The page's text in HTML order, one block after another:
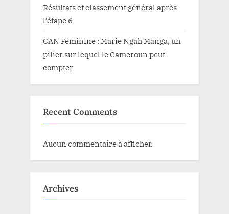
Résultats et classement général après
l’étape 6
CAN Féminine : Marie Ngah Manga, un
pilier sur lequel le Cameroun peut
compter
Recent Comments
Aucun commentaire à afficher.
Archives